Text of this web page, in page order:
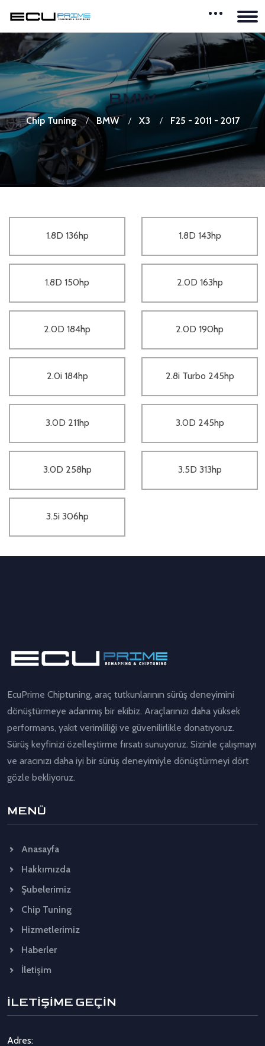
BMW
Chip Tuning BMW X3 F25 - 2011 - 2017
1.8D 136hp 1.8D 143hp
1.8D 150hp 2.0D 163hp
2.0D 184hp 2.0D 190hp
2.0i 184hp 2.8i Turbo 245hp
3.0D 211hp 3.0D 245hp
3.0D 258hp 3.5D 313hp
3.5i 306hp
EcuPrime Chiptuning, araç tutkunlarının sürüş deneyimini
dönüştürmeye adanmış bir ekibiz. Araçlarınızı daha yüksek
performans, yakıt verimliliği ve güvenilirlikle donatıyoruz.
Sürüş keyfinizi özelleştirme fırsatı sunuyoruz. Sizinle çalışmayı
ve aracınızı daha iyi bir sürüş deneyimiyle dönüştürmeyi dört
gözle bekliyoruz.
MENÜ
Anasayfa
Hakkımızda
Şubelerimiz
Chip Tuning
Hizmetlerimiz
Haberler
İletişim
İLETİŞİME GEÇİN
Adres: